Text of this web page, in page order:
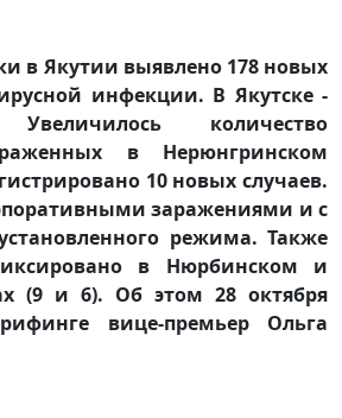
в Якутии выявлено 178 новых
инфекции. В Якутске -
количество
в Нерюнгринском
10 новых случаев.
заражениями и с
режима. Также
в Нюрбинском и
(9 и 6). Об этом 28 октября
вице-премьер Ольга